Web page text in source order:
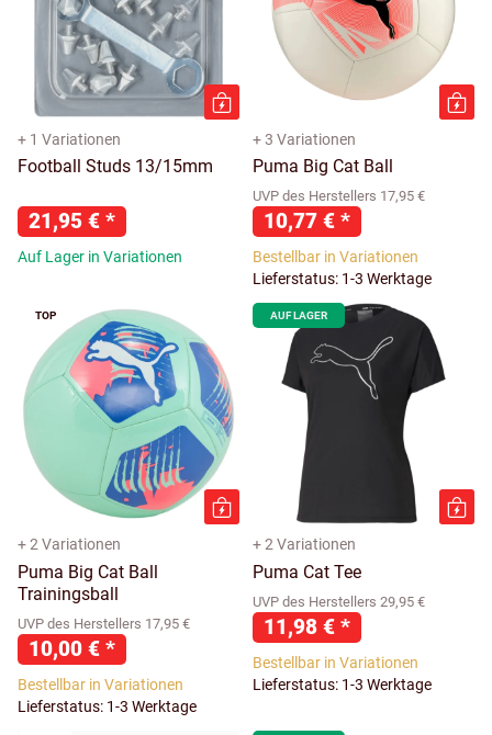
+ 1 Variationen
Football Studs 13/15mm
21,95 € *
Auf Lager in Variationen
+ 3 Variationen
Puma Big Cat Ball
UVP des Herstellers 17,95 €
10,77 € *
Bestellbar in Variationen
Lieferstatus: 1-3 Werktage
TOP
+ 2 Variationen
Puma Big Cat Ball
Trainingsball
UVP des Herstellers 17,95 €
10,00 € *
Bestellbar in Variationen
Lieferstatus: 1-3 Werktage
AUF LAGER
+ 2 Variationen
Puma Cat Tee
UVP des Herstellers 29,95 €
11,98 € *
Bestellbar in Variationen
Lieferstatus: 1-3 Werktage